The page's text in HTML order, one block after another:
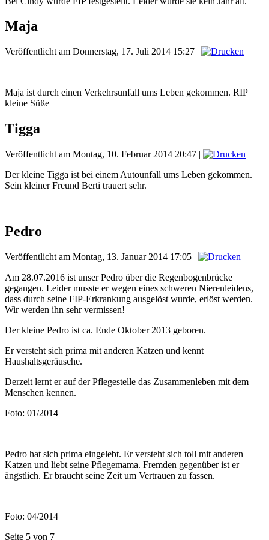
Maja
Veröffentlicht am Donnerstag, 17. Juli 2014 15:27 |
Maja ist durch einen Verkehrsunfall ums Leben gekommen. RIP
kleine Süße
Tigga
Veröffentlicht am Montag, 10. Februar 2014 20:47 |
Der kleine Tigga ist bei einem Autounfall ums Leben gekommen.
Sein kleiner Freund Berti trauert sehr.
Pedro
Veröffentlicht am Montag, 13. Januar 2014 17:05 |
Am 28.07.2016 ist unser Pedro über die Regenbogenbrücke
gegangen. Leider musste er wegen eines schweren Nierenleidens,
dass durch seine FIP-Erkrankung ausgelöst wurde, erlöst werden.
Wir werden ihn sehr vermissen!
Der kleine Pedro ist ca. Ende Oktober 2013 geboren.
Er versteht sich prima mit anderen Katzen und kennt
Haushaltsgeräusche.
Derzeit lernt er auf der Pflegestelle das Zusammenleben mit dem
Menschen kennen.
Foto: 01/2014
Pedro hat sich prima eingelebt. Er versteht sich toll mit anderen
Katzen und liebt seine Pflegemama. Fremden gegenüber ist er
ängstlich. Er braucht seine Zeit um Vertrauen zu fassen.
Foto: 04/2014
Seite 5 von 7